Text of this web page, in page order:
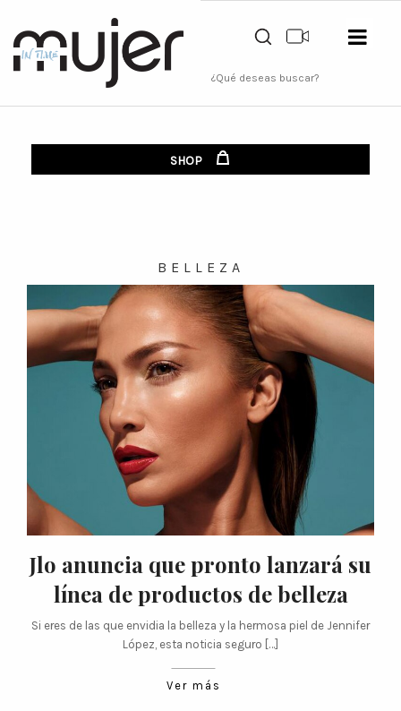
SHOP
BELLEZA
Jlo anuncia que pronto lanzará su
línea de productos de belleza
Si eres de las que envidia la belleza y la hermosa piel de Jennifer
López, esta noticia seguro […]
Ver más